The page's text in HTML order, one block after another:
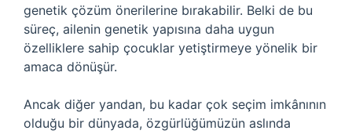
genetik çözüm önerilerine bırakabilir. Belki de bu
süreç, ailenin genetik yapısına daha uygun
özelliklere sahip çocuklar yetiştirmeye yönelik bir
amaca dönüşür.
Ancak diğer yandan, bu kadar çok seçim imkânının
olduğu bir dünyada, özgürlüğümüzün aslında